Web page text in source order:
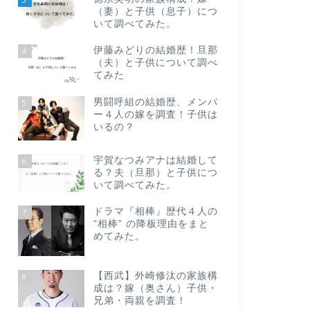
（妻）と子供（息子）につ
いて調べてみた。
4
伊藤みどりの結婚歴！旦那
（夫）と子供について調べ
てみた
5
男闘呼組の結婚歴、メンバ
ー４人の嫁を調査！子供は
いるの？
6
宇賀なつみアナは結婚して
る？夫（旦那）と子供につ
いて調べてみた。
7
ドラマ『相棒』歴代４人の
“相棒” の降板理由をまと
めてみた。
8
【西武】外崎修汰の家族構
成は？嫁（奥さん）子供・
兄弟・両親を調査！